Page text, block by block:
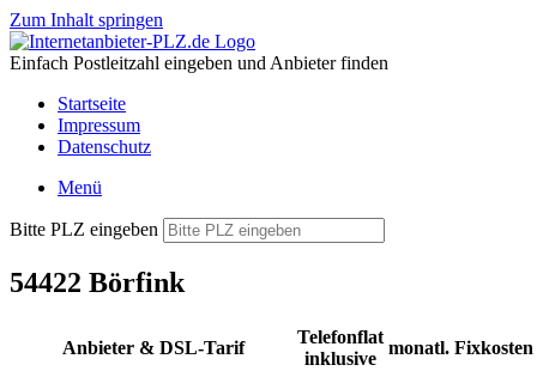
Zum Inhalt springen
Einfach Postleitzahl eingeben und Anbieter finden
Startseite
Impressum
Datenschutz
Menü
Bitte PLZ eingeben
54422 Börfink
Anbieter & DSL-Tarif
Telefonflat
inklusive
monatl. Fixkosten